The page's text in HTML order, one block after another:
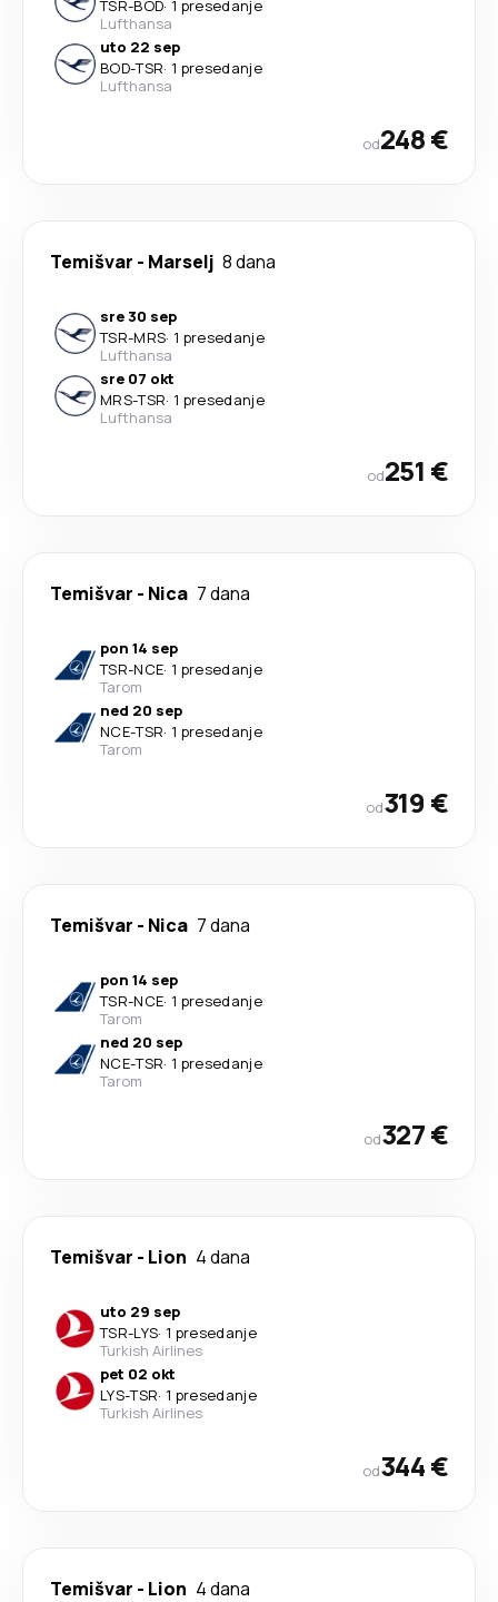
TSR-BOD· 1 presedanje
Lufthansa
uto 22 sep
BOD-TSR· 1 presedanje
Lufthansa
od248 €
Temišvar - Marselj 8 dana
sre 30 sep
TSR-MRS· 1 presedanje
Lufthansa
sre 07 okt
MRS-TSR· 1 presedanje
Lufthansa
od251 €
Temišvar - Nica 7 dana
pon 14 sep
TSR-NCE· 1 presedanje
Tarom
ned 20 sep
NCE-TSR· 1 presedanje
Tarom
od319 €
Temišvar - Nica 7 dana
pon 14 sep
TSR-NCE· 1 presedanje
Tarom
ned 20 sep
NCE-TSR· 1 presedanje
Tarom
od327 €
Temišvar - Lion 4 dana
uto 29 sep
TSR-LYS· 1 presedanje
Turkish Airlines
pet 02 okt
LYS-TSR· 1 presedanje
Turkish Airlines
od344 €
Temišvar - Lion 4 dana